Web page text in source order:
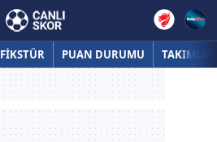
FİKSTÜR PUAN DURUMU TAKIMLAR